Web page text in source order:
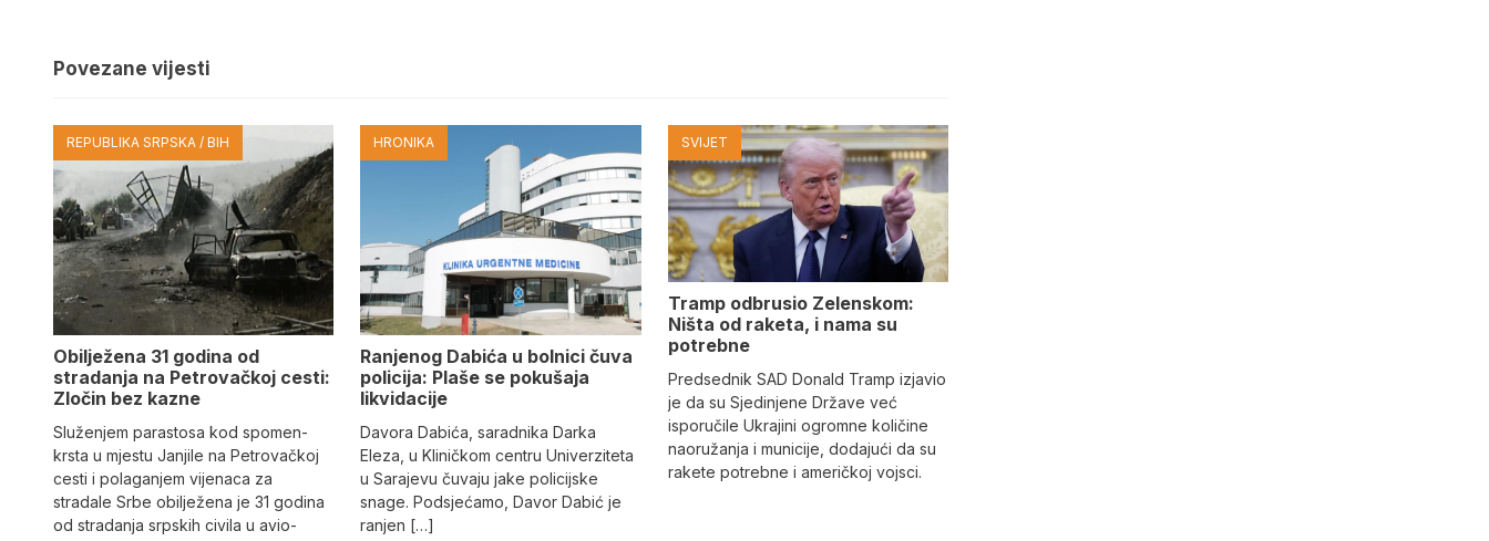
Povezane vijesti
REPUBLIKA SRPSKA / BIH
Obilježena 31 godina od
stradanja na Petrovačkoj cesti:
Zločin bez kazne
Služenjem parastosa kod spomen-
krsta u mjestu Janjile na Petrovačkoj
cesti i polaganjem vijenaca za
stradale Srbe obilježena je 31 godina
od stradanja srpskih civila u avio-
HRONIKA
Ranjenog Dabića u bolnici čuva
policija: Plaše se pokušaja
likvidacije
Davora Dabića, saradnika Darka
Eleza, u Kliničkom centru Univerziteta
u Sarajevu čuvaju jake policijske
snage. Podsjećamo, Davor Dabić je
ranjen […]
SVIJET
Tramp odbrusio Zelenskom:
Ništa od raketa, i nama su
potrebne
Predsednik SAD Donald Tramp izjavio
je da su Sjedinjene Države već
isporučile Ukrajini ogromne količine
naoružanja i municije, dodajući da su
rakete potrebne i američkoj vojsci.